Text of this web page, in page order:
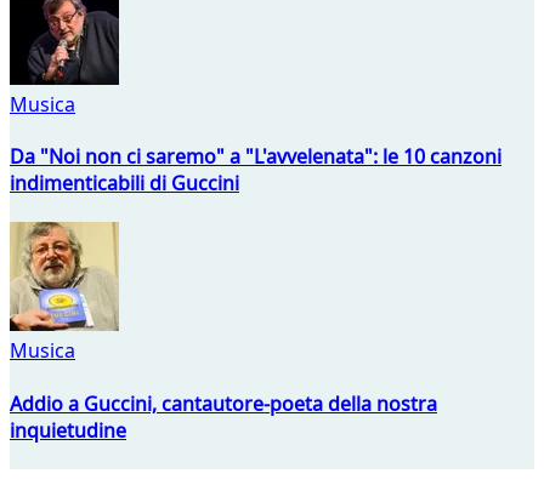
Musica
Da "Noi non ci saremo" a "L'avvelenata": le 10 canzoni
indimenticabili di Guccini
Musica
Addio a Guccini, cantautore-poeta della nostra
inquietudine